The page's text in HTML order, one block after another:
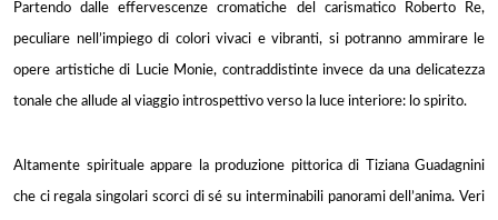
Partendo dalle effervescenze cromatiche del carismatico Roberto Re,
peculiare nell’impiego di colori vivaci e vibranti, si potranno ammirare le
opere artistiche di Lucie Monie, contraddistinte invece da una delicatezza
tonale che allude al viaggio introspettivo verso la luce interiore: lo spirito.
Altamente spirituale appare la produzione pittorica di Tiziana Guadagnini
che ci regala singolari scorci di sé su interminabili panorami dell’anima. Veri